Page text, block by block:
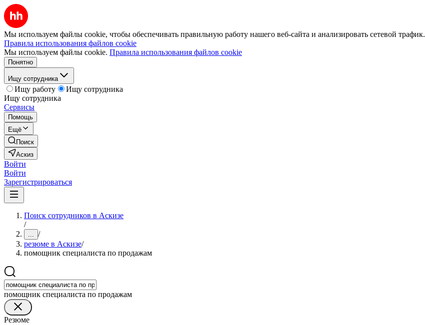
Мы используем файлы cookie, чтобы обеспечивать правильную работу нашего веб-сайта и анализировать сетевой трафик.
Правила использования файлов cookie
Мы используем файлы cookie. Правила использования файлов cookie
Понятно
Ищу сотрудника
Ищу работу
Ищу сотрудника
Ищу сотрудника
Сервисы
Помощь
Ещё
Поиск
Аскиз
Войти
Войти
Зарегистрироваться
Поиск сотрудников в Аскизе
/
... /
резюме в Аскизе/
помощник специалиста по продажам
помощник специалиста по продажам
Резюме